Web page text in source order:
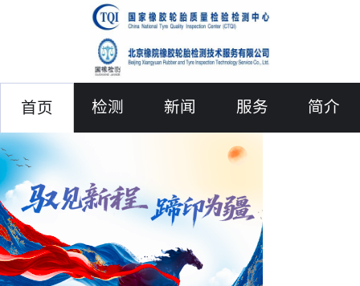
首页 检测 新闻 服务 简介
联络